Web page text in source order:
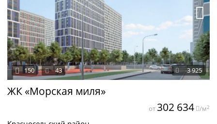
ЖК «Морская миля»
3 925
150 43
от 302 634 /м2